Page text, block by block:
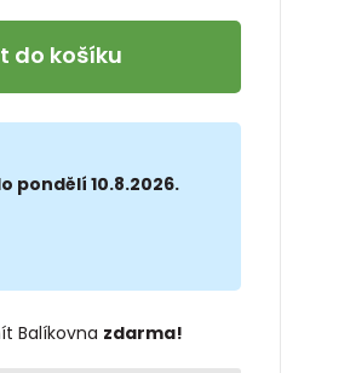
do košíku
pondělí 10.8.2026.
Balíkovna zdarma!